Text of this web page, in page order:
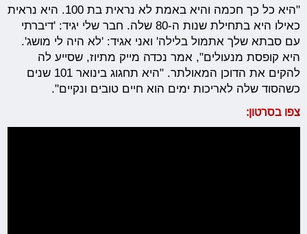
"היא כל כך חכמה והיא באמת לא נראית בת 100. היא נראית
כאילו היא בתחילת שנות ה-80 שלה. חבר שלי יגיד: 'דיברתי
עם סבתא שלך אתמול בלילה' ואני אגיד: 'לא היה לי מושג'.
היא קופסת מנעולים", אמר נכדה מייק מתיוז, שסייע לה
להקים את הדוכן המאולתר. "היא תחגוג בינואר 101 שנים
כשהסוד שלה לאריכות ימים הוא חיים טובים ונקיים".
צפו בסרטון: